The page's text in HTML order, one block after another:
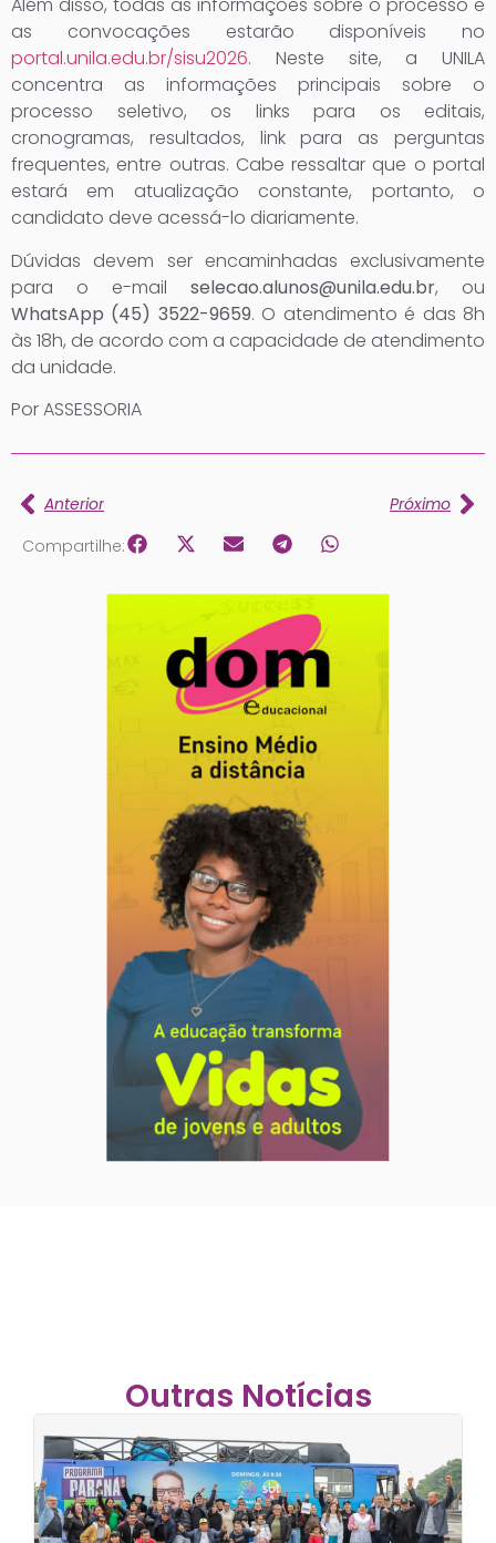
Além disso, todas as informações sobre o processo e
as convocações estarão disponíveis no
portal.unila.edu.br/sisu2026. Neste site, a UNILA
concentra as informações principais sobre o
processo seletivo, os links para os editais,
cronogramas, resultados, link para as perguntas
frequentes, entre outras. Cabe ressaltar que o portal
estará em atualização constante, portanto, o
candidato deve acessá-lo diariamente.
Dúvidas devem ser encaminhadas exclusivamente
para o e-mail selecao.alunos@unila.edu.br, ou
WhatsApp (45) 3522-9659. O atendimento é das 8h
às 18h, de acordo com a capacidade de atendimento
da unidade.
Por ASSESSORIA
Anterior
Próximo
Compartilhe:
Outras Notícias